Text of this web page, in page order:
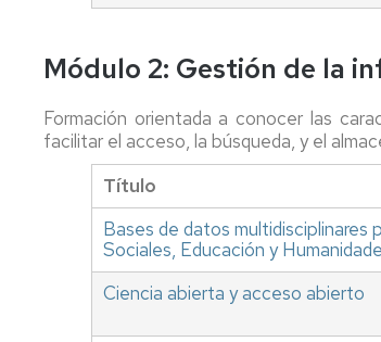
Módulo 2: Gestión de la
Formación orientada a conocer las
facilitar el acceso, la búsqueda, y el
Título
Bases de datos multidisciplinares
Sociales, Educación y
Ciencia abierta y acceso abierto